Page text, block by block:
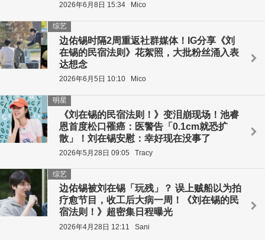
2026年6月8日 15:34 Mico
边佑锡时隔2周重返社群媒体！IG分享《刘
在锡的民宿法则》花絮照，大批粉丝涌入表
达想念
综艺
2026年6月5日 10:10 Mico
《刘在锡的民宿法则！》变泪崩现场！池睿
恩首度松口罹癌：医警告「0.1cm就恐扩
散」！刘在锡安慰：幸好现在没事了
明星
2026年5月28日 09:05 Tracy
边佑锡被刘在锡「玩残」？ 误上贼船以为拍
疗愈节目，收工后大病一周！《刘在锡的民
宿法则！》超密集日程曝光
综艺
2026年4月28日 12:11 Sani